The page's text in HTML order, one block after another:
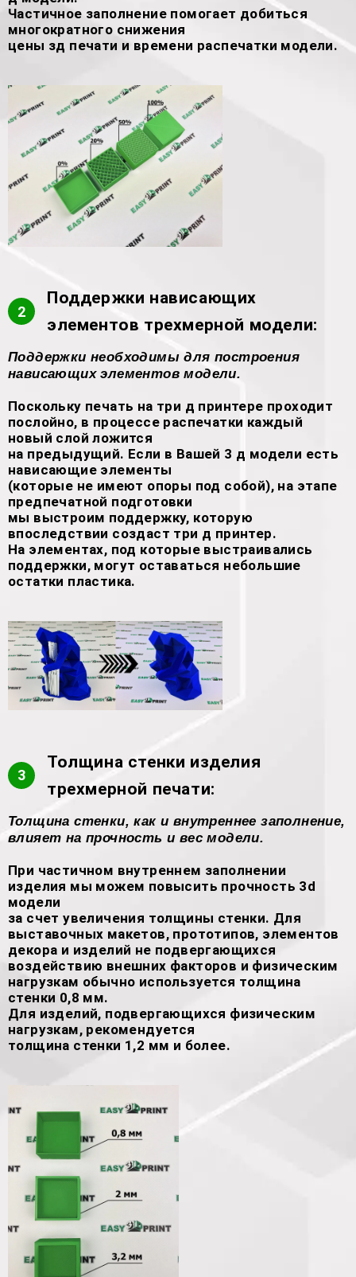
Частичное заполнение помогает добиться
многократного снижения
цены зд печати и времени распечатки модели.
2
Поддержки нависающих
элементов трехмерной модели:
Поддержки необходимы для построения
нависающих элементов модели.
Поскольку печать на три д принтере проходит
послойно, в процессе распечатки каждый
новый слой ложится
на предыдущий. Если в Вашей 3 д модели есть
нависающие элементы
(которые не имеют опоры под собой), на этапе
предпечатной подготовки
мы выстроим поддержку, которую
впоследствии создаст три д принтер.
На элементах, под которые выстраивались
поддержки, могут оставаться небольшие
остатки пластика.
3
Толщина стенки изделия
трехмерной печати:
Толщина стенки, как и внутреннее заполнение,
влияет на прочность и вес модели.
При частичном внутреннем заполнении
изделия мы можем повысить прочность 3d
модели
за счет увеличения толщины стенки. Для
выставочных макетов, прототипов, элементов
декора и изделий не подвергающихся
воздействию внешних факторов и физическим
нагрузкам обычно используется толщина
стенки 0,8 мм.
Для изделий, подвергающихся физическим
нагрузкам, рекомендуется
толщина стенки 1,2 мм и более.